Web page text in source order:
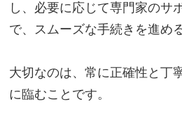
し、必要に応じて専門家のサ
で、スムーズな手続きを進め
大切なのは、常に正確性と丁
に臨むことです。